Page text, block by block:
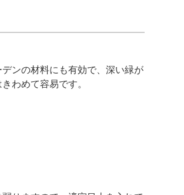
ンの材料にも有効で、深い緑が
わめて容易です。